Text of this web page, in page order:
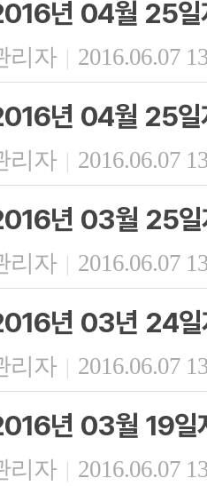
년 04월 25일
리자 | 2016.06.07
년 04월 25일
리자 | 2016.06.07
년 03월 25일
리자 | 2016.06.07
년 03년 24일
리자 | 2016.06.07
년 03월 19일
리자 | 2016.06.07